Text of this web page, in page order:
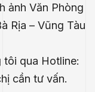
ảnh Văn Phòng
Rịa – Vũng Tàu
qua Hotline:
cần tư vấn.